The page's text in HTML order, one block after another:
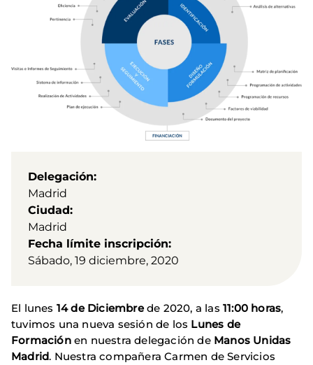
Delegación
Madrid
Ciudad
Madrid
Fecha límite inscripción
Sábado, 19 diciembre, 2020
El lunes 14 de Diciembrede 2020, a las11:00 horas,
tuvimos una nueva sesión de los Lunes de
Formaciónen nuestra delegación de Manos Unidas
Madrid. Nuestra compañera Carmen de Servicios